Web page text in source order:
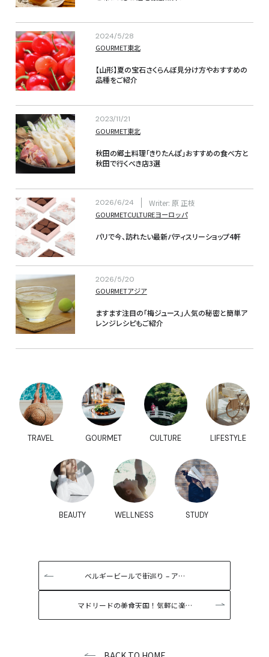
2024/5/28
GOURMET東北
【山形】夏の宝石さくらんぼ見分け方やおすすめの
品種をご紹介
2023/11/21
GOURMET東北
秋田の郷土料理「きりたんぽ」おすすめの食べ方と
秋田で行くべき店3選
2026/6/24 Writer: 原 正枝
GOURMETCULTUREヨーロッパ
パリで今、訪れたい最新パティスリーショップ4軒
2026/5/20
GOURMETアジア
ますます注目の「梅ジュース」人気の秘密と簡単ア
レンジレシピもご紹介
TRAVEL GOURMET CULTURE LIFESTYLE
BEAUTY WELLNESS STUDY
ベルギービールで街巡り – ア…
マドリードの美食天国！気軽に楽…